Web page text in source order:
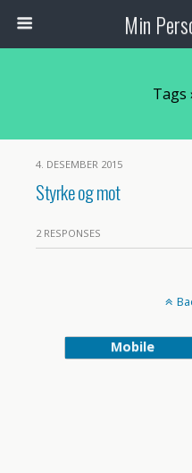
Min
Tags
4. DESEMBER 2015
Styrke og mot
2 RESPONSES
Mobile